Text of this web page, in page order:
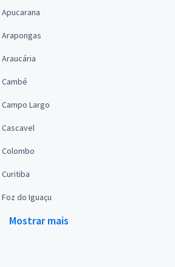
Largo
do Iguaçu
Mostrar mais